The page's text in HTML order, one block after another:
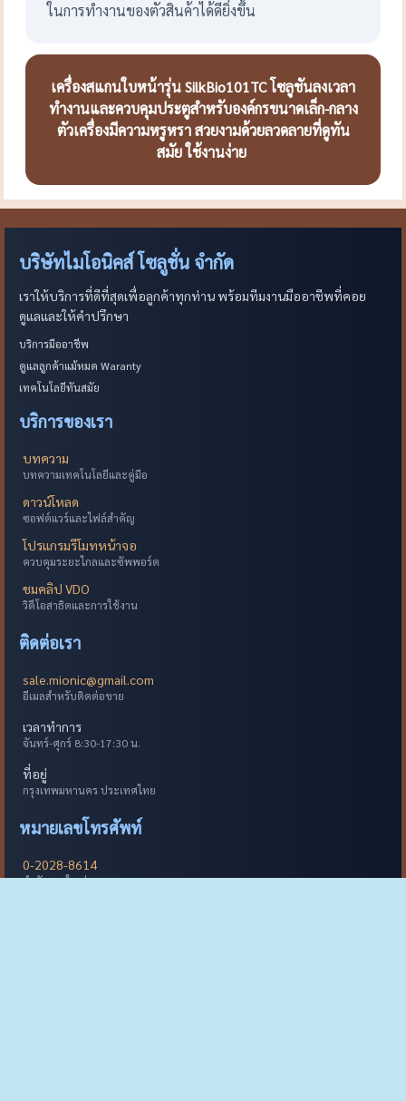
ในการทำงานของตัวสินค้าได้ดียิ่งขึ้น
เครื่องสแกนใบหน้ารุ่น SilkBio101TC โซลูชันลงเวลา
ทำงานและควบคุมประตูสำหรับองค์กรขนาดเล็ก-กลาง
ตัวเครื่องมีความหรูหรา สวยงามด้วยลวดลายที่ดูทัน
สมัย ใช้งานง่าย
บริษัทไมโอนิคส์ โซลูชั่น จำกัด
เราให้บริการที่ดีที่สุดเพื่อลูกค้าทุกท่าน พร้อมทีมงานมืออาชีพที่คอย
ดูแลและให้คำปรึกษา
บริการมืออาชีพ
ดูแลลูกค้าแม้หมด Waranty
เทคโนโลยีทันสมัย
บริการของเรา
บทความ
บทความเทคโนโลยีและคู่มือ
ดาวน์โหลด
ซอฟต์แวร์และไฟล์สำคัญ
โปรแกรมรีโมทหน้าจอ
ควบคุมระยะไกลและซัพพอร์ต
ชมคลิป VDO
วิดีโอสาธิตและการใช้งาน
ติดต่อเรา
sale.mionic@gmail.com
อีเมลสำหรับติดต่อขาย
เวลาทำการ
จันทร์-ศุกร์ 8:30-17:30 น.
ที่อยู่
กรุงเทพมหานคร ประเทศไทย
หมายเลขโทรศัพท์
0-2028-8614
สำนักงานใหญ่